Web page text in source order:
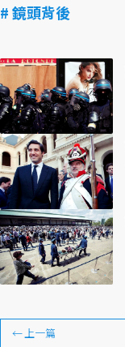
# 鏡頭背後
←上一篇